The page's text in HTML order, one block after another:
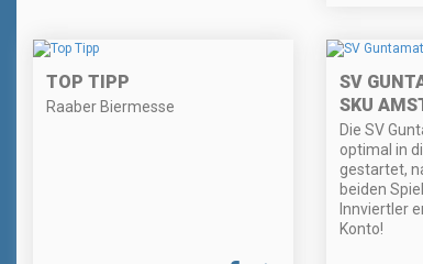
TOP TIPP
Raaber Biermesse
SV
SKU
Die SV
optimal in
gestartet,
beiden
Innviertler
Konto!